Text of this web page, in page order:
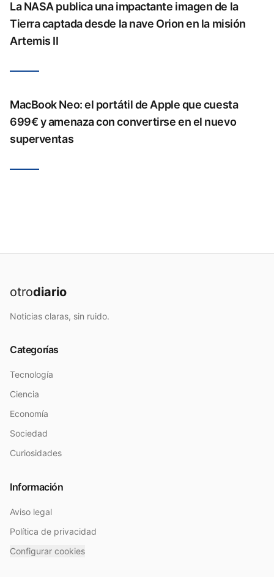
La NASA publica una impactante imagen de la
Tierra captada desde la nave Orion en la misión
Artemis II
MacBook Neo: el portátil de Apple que cuesta
699€ y amenaza con convertirse en el nuevo
superventas
otrodiario
Noticias claras, sin ruido.
Categorías
Tecnología
Ciencia
Economía
Sociedad
Curiosidades
Información
Aviso legal
Política de privacidad
Configurar cookies